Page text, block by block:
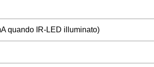
quando IR-LED illuminato)